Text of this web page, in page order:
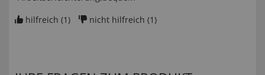
hilfreich (1) nicht hilfreich (1)